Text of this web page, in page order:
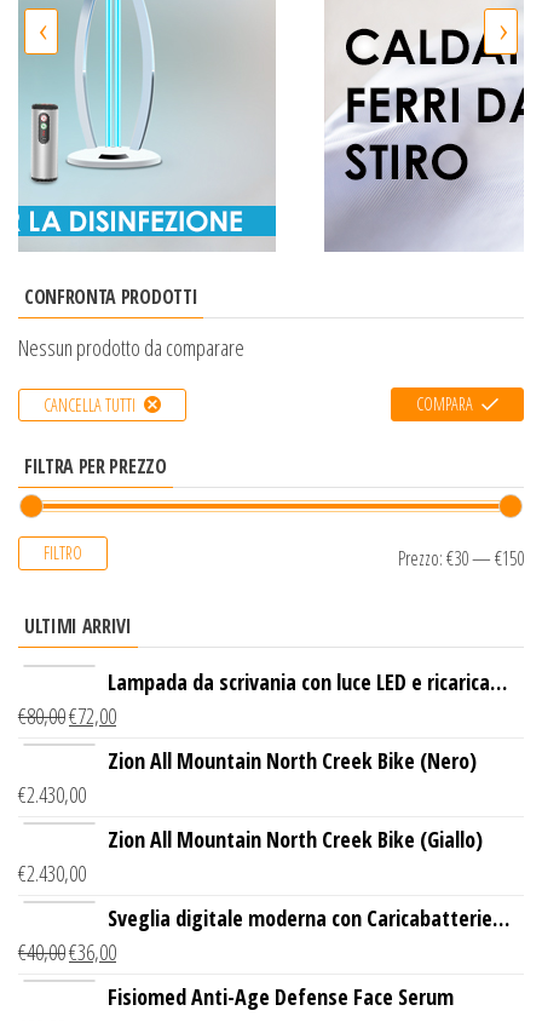
‹ ›
CONFRONTA PRODOTTI
Nessun prodotto da comparare
CANCELLA TUTTI COMPARA
FILTRA PER PREZZO
FILTRO Prezzo:€30—€150
ULTIMI ARRIVI
Lampada da scrivania con luce LED e ricarica
wireless
€80,00€72,00
Zion All Mountain North Creek Bike (Nero)
€2.430,00
Zion All Mountain North Creek Bike (Giallo)
€2.430,00
Sveglia digitale moderna con Caricabatterie
Wireless Qi
€40,00€36,00
Fisiomed Anti-Age Defense Face Serum